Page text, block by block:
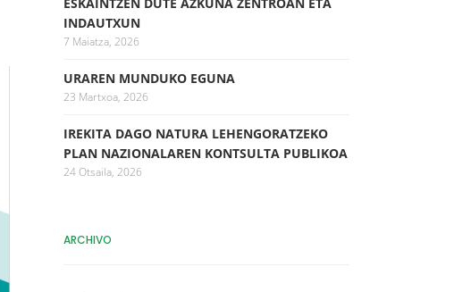
INDAUTXUN
7 Maiatza, 2026
URAREN MUNDUKO EGUNA
23 Martxoa, 2026
IREKITA DAGO NATURA LEHENGORATZEKO
PLAN NAZIONALAREN KONTSULTA PUBLIKOA
24 Otsaila, 2026
ARCHIVO